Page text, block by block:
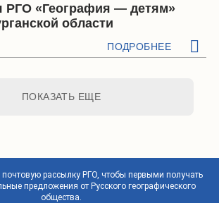
РГО «География — детям»
области
ПОДРОБНЕЕ
ПОКАЗАТЬ ЕЩЕ
рассылку РГО, чтобы первыми получать
предложения от Русского географического
общества.